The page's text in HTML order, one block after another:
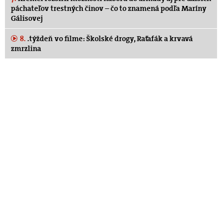
páchateľov trestných činov – čo to znamená podľa Maríny
Gálisovej
8. .týždeň vo filme: Školské drogy, Raťafák a krvavá
zmrzlina